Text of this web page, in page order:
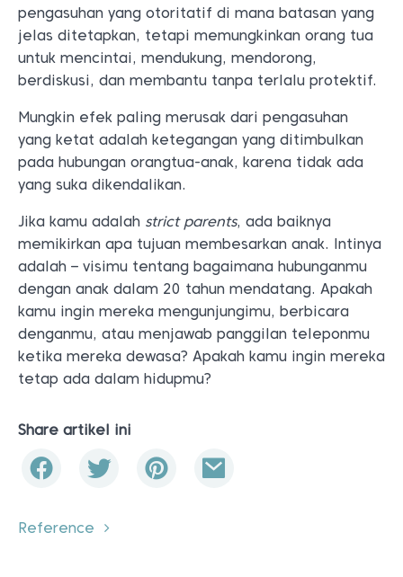
pengasuhan yang otoritatif di mana batasan yang
jelas ditetapkan, tetapi memungkinkan orang tua
untuk mencintai, mendukung, mendorong,
berdiskusi, dan membantu tanpa terlalu protektif.
Mungkin efek paling merusak dari pengasuhan
yang ketat adalah ketegangan yang ditimbulkan
pada hubungan orangtua-anak, karena tidak ada
yang suka dikendalikan.
Jika kamu adalah strict parents, ada baiknya
memikirkan apa tujuan membesarkan anak. Intinya
adalah – visimu tentang bagaimana hubunganmu
dengan anak dalam 20 tahun mendatang. Apakah
kamu ingin mereka mengunjungimu, berbicara
denganmu, atau menjawab panggilan teleponmu
ketika mereka dewasa? Apakah kamu ingin mereka
tetap ada dalam hidupmu?
Share artikel ini
Reference